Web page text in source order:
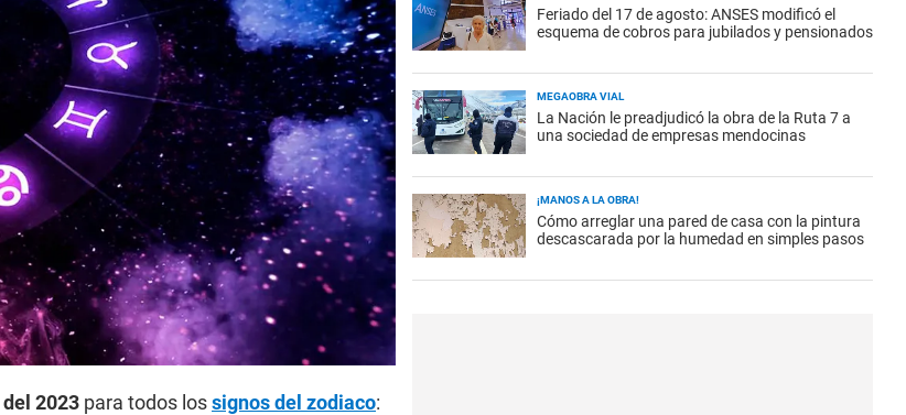
2023 para todos lossignos del zodiaco:
Feriado del 17 de agosto: ANSES modificó el
esquema de cobros para jubilados y pensionados
MEGAOBRA VIAL
La Nación le preadjudicó la obra de la Ruta 7 a
una sociedad de empresas mendocinas
¡MANOS A LA OBRA!
Cómo arreglar una pared de casa con la pintura
descascarada por la humedad en simples pasos